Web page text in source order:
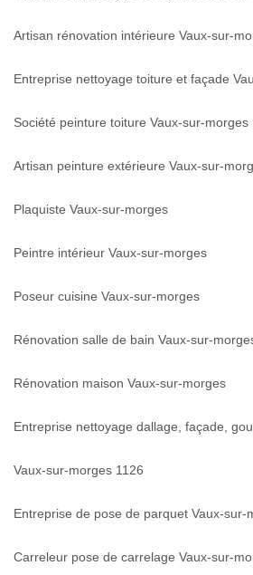
Artisan rénovation intérieure Vaux-sur-
Entreprise nettoyage toiture et façade
Société peinture toiture Vaux-sur-morges
Artisan peinture extérieure Vaux-sur-
Plaquiste Vaux-sur-morges
Peintre intérieur Vaux-sur-morges
Poseur cuisine Vaux-sur-morges
Rénovation salle de bain Vaux-sur-
Rénovation maison Vaux-sur-morges
Entreprise nettoyage dallage, façade,
Vaux-sur-morges 1126
Entreprise de pose de parquet Vaux-sur-
Carreleur pose de carrelage Vaux-sur-